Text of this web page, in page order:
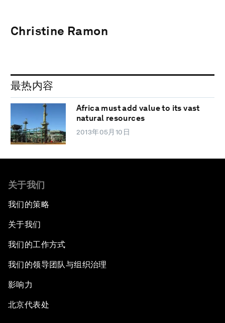
Christine Ramon
最热内容
Africa must add value to its vast
natural resources
2013年05月10日
关于我们
我们的策略
关于我们
我们的工作方式
我们的领导团队与组织治理
影响力
北京代表处